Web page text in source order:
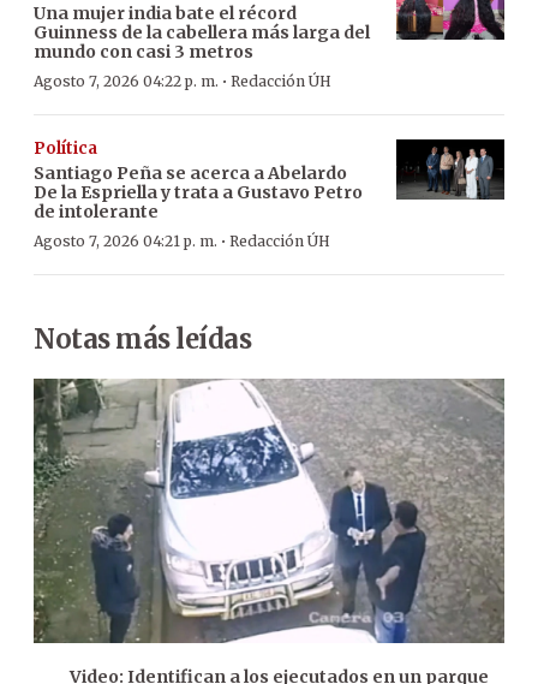
Una mujer india bate el récord
Guinness de la cabellera más larga del
mundo con casi 3 metros
Agosto 7, 2026 04:22 p. m. · Redacción ÚH
Política
Santiago Peña se acerca a Abelardo
De la Espriella y trata a Gustavo Petro
de intolerante
Agosto 7, 2026 04:21 p. m. · Redacción ÚH
Notas más leídas
Video: Identifican a los ejecutados en un parque